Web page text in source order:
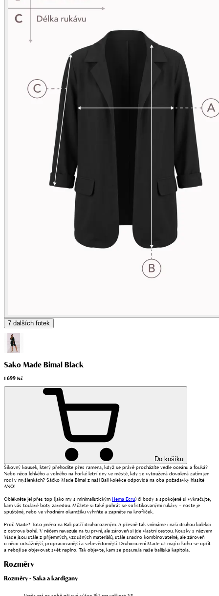
7 dalších fotek
Sako Made Bimal Black
1 699 Kč
Do košíku
Šikovný kousek, který přehodíte přes ramena, když se právě procházíte vedle oceánu a fouká?
Nebo něco lehkého a volného na horké letní dny ve městě, kdy se vytoužená dovolená zatím jen
rodí v myšlenkách? Sáčko Made Bimal z naší Bali kolekce odpovídá na oba požadavky hlasité
ANO!
Oblékněte jej přes top (jako my s minimalistickým Hema Ecru) či body a spokojeně si vykračujte,
kam vás toulavé boty zavedou. Můžete si také pohrát se sofistikovanými rukávy – noste je
spuštěné, nebo ve vhodném okamžiku vyhrňte a zapněte na knoflíček.
Proč Made? Toto jméno na Bali patří druhorozeným. A přesně tak vnímáme i naši druhou kolekci
z ostrova bohů. V něčem navazuje na tu první, ale zároveň si jde vlastní cestou. Kousky s názvem
Made jsou stále z příjemných, vzdušných materiálů, stále snadno kombinovatelné, ale zároveň
o něco odvážnější, propracovanější a sebevědomější. Druhorození Made už mají o koho se opřít
a nebojí se objevovat svět naplno. Tak objevte, kam se posunula naše balijská kapitola.
Rozměry
Rozměry - Saka a kardigany